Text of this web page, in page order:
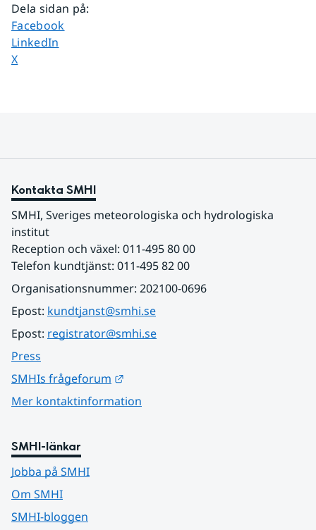
Dela sidan på:
Dela sidan på
Facebook
Dela sidan på
LinkedIn
Dela sidan på
X
Kontakta SMHI
SMHI, Sveriges meteorologiska och hydrologiska
institut
Reception och växel: 011-495 80 00
Telefon kundtjänst: 011-495 82 00
Organisationsnummer: 202100-0696
Epost: kundtjanst@smhi.se
Epost: registrator@smhi.se
Press
SMHIs frågeforum
Mer kontaktinformation
SMHI-länkar
Jobba på SMHI
Om SMHI
SMHI-bloggen